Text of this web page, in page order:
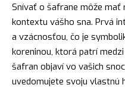
Snívať o šafrane môže
kontextu vášho sna. Prvá
a vzácnosťou, čo je
koreninou, ktorá patrí
šafran objaví vo vašich
uvedomujete svoju vlastnú